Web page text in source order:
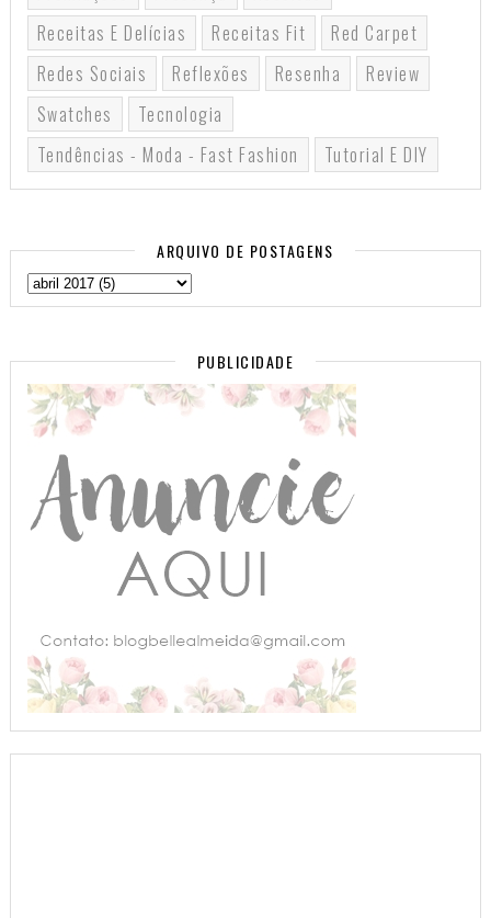
Receitas E Delícias
Receitas Fit
Red Carpet
Redes Sociais
Reflexões Resenha
Review
Swatches
Tecnologia
Tendências - Moda - Fast Fashion
Tutorial E DIY
ARQUIVO DE POSTAGENS
PUBLICIDADE